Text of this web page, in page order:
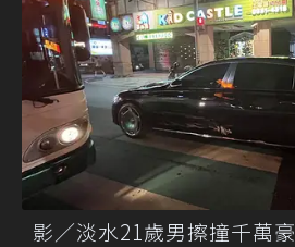
影／淡水21歲男擦撞千萬